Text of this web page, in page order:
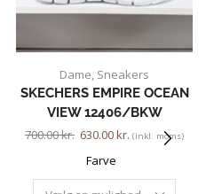
Dame, Sneakers
SKECHERS EMPIRE OCEAN
VIEW 12406/BKW
700.00kr. 630.00kr. (inkl. moms)
Farve